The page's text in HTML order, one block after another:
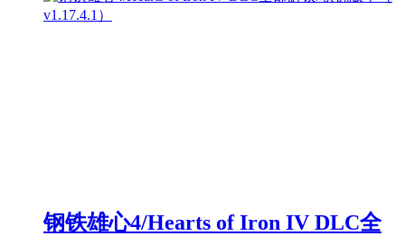
钢铁雄心4/Hearts of Iron IV DLC全